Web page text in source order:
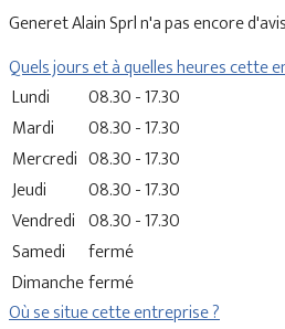
Generet Alain Sprl n'a pas encore
Quels jours et à quelles heures cette
Lundi
08.30 - 17.30
Mardi
08.30 - 17.30
Mercredi 08.30 - 17.30
Jeudi
08.30 - 17.30
Vendredi 08.30 - 17.30
Samedi
fermé
Dimanchefermé
Où se situe cette entreprise ?